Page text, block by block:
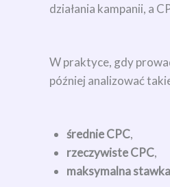
działania kampanii, a
W praktyce, gdy
później analizować
średnie CPC,
rzeczywiste CPC,
maksymalna